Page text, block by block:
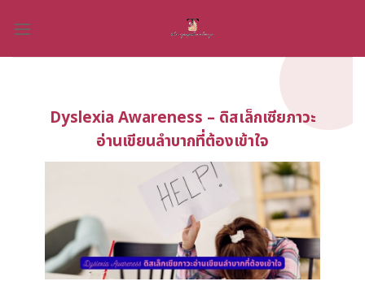
Dyslexia Awareness – ดิสเล็กเซียภาวะ
อ่านเขียนลำบากที่ต้องเข้าใจ